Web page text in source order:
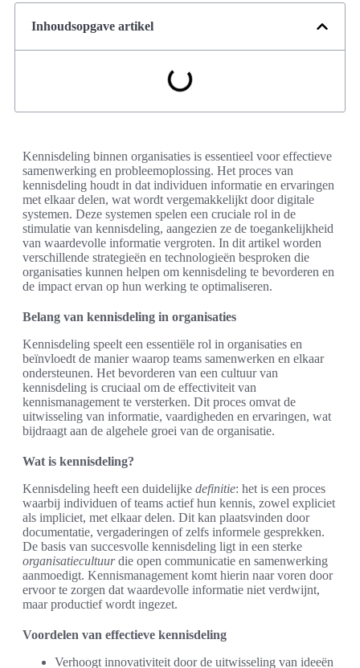
Inhoudsopgave artikel
Kennisdeling binnen organisaties is essentieel voor effectieve
samenwerking en probleemoplossing. Het proces van
kennisdeling houdt in dat individuen informatie en ervaringen
met elkaar delen, wat wordt vergemakkelijkt door digitale
systemen. Deze systemen spelen een cruciale rol in de
stimulatie van kennisdeling, aangezien ze de toegankelijkheid
van waardevolle informatie vergroten. In dit artikel worden
verschillende strategieën en technologieën besproken die
organisaties kunnen helpen om kennisdeling te bevorderen en
de impact ervan op hun werking te optimaliseren.
Belang van kennisdeling in organisaties
Kennisdeling speelt een essentiële rol in organisaties en
beïnvloedt de manier waarop teams samenwerken en elkaar
ondersteunen. Het bevorderen van een cultuur van
kennisdeling is cruciaal om de effectiviteit van
kennismanagement te versterken. Dit proces omvat de
uitwisseling van informatie, vaardigheden en ervaringen, wat
bijdraagt aan de algehele groei van de organisatie.
Wat is kennisdeling?
Kennisdeling heeft een duidelijke definitie: het is een proces
waarbij individuen of teams actief hun kennis, zowel expliciet
als impliciet, met elkaar delen. Dit kan plaatsvinden door
documentatie, vergaderingen of zelfs informele gesprekken.
De basis van succesvolle kennisdeling ligt in een sterke
organisatiecultuurdie open communicatie en samenwerking
aanmoedigt. Kennismanagement komt hierin naar voren door
ervoor te zorgen dat waardevolle informatie niet verdwijnt,
maar productief wordt ingezet.
Voordelen van effectieve kennisdeling
Verhoogt innovativiteit door de uitwisseling van ideeën